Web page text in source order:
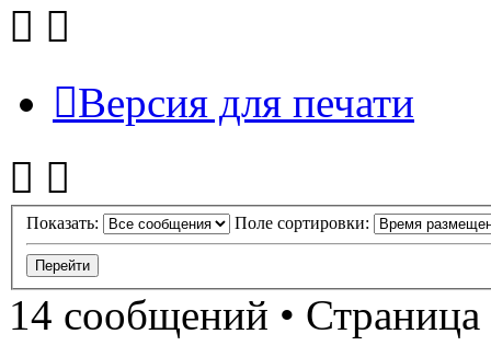
Версия для печати
Показать: Поле сортировки:
14 сообщений • Страница